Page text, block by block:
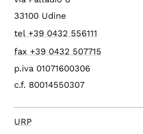
33100 Udine
tel +39 0432 556111
fax +39 0432 507715
p.iva 01071600306
c.f. 80014550307
URP